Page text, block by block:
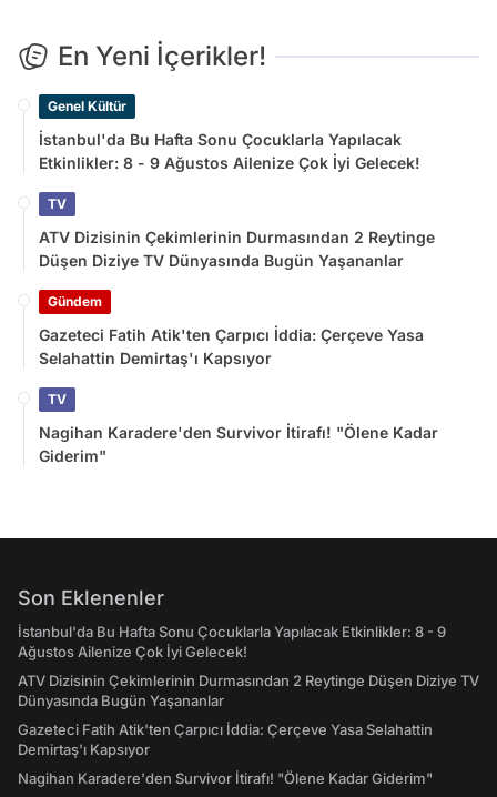
En Yeni İçerikler!
Genel Kültür
İstanbul'da Bu Hafta Sonu Çocuklarla Yapılacak
Etkinlikler: 8 - 9 Ağustos Ailenize Çok İyi Gelecek!
TV
ATV Dizisinin Çekimlerinin Durmasından 2 Reytinge
Düşen Diziye TV Dünyasında Bugün Yaşananlar
Gündem
Gazeteci Fatih Atik'ten Çarpıcı İddia: Çerçeve Yasa
Selahattin Demirtaş'ı Kapsıyor
TV
Nagihan Karadere'den Survivor İtirafı! "Ölene Kadar
Giderim"
Son Eklenenler
İstanbul'da Bu Hafta Sonu Çocuklarla Yapılacak Etkinlikler: 8 - 9
Ağustos Ailenize Çok İyi Gelecek!
ATV Dizisinin Çekimlerinin Durmasından 2 Reytinge Düşen Diziye TV
Dünyasında Bugün Yaşananlar
Gazeteci Fatih Atik'ten Çarpıcı İddia: Çerçeve Yasa Selahattin
Demirtaş'ı Kapsıyor
Nagihan Karadere'den Survivor İtirafı! "Ölene Kadar Giderim"